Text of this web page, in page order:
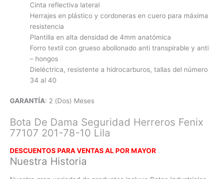
Cinta reflectiva lateral
Herrajes en plástico y cordoneras en cuero para máxima
resistencia
Plantilla en alta densidad de 4mm anatómica
Forro textil con grueso abollonado anti transpirable y anti
– hongos
Dieléctrica, resistente a hidrocarburos, tallas del número
34 al 40
GARANTÍA: 2 (Dos) Meses
Bota De Dama Seguridad Herreros Fenix
77107 201-78-10 Lila
DESCUENTOS PARA VENTAS AL POR MAYOR
Nuestra Historia